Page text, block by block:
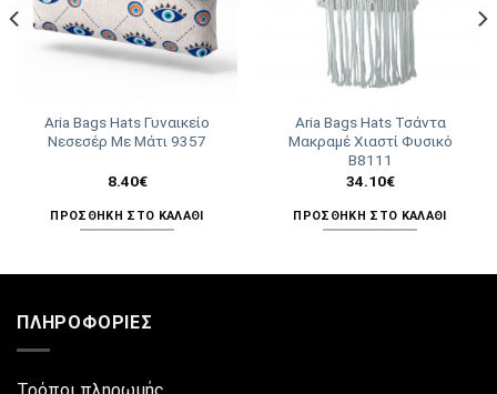
Aria Bags Hats Γυναικείο
Νεσεσέρ Με Μάτι 9357
8.40€
ΠΡΟΣΘΉΚΗ ΣΤΟ ΚΑΛΆΘΙ
Aria Bags Hats Τσάντα
Μακραμέ Χιαστί Φυσικό
Β8111
34.10€
ΠΡΟΣΘΉΚΗ ΣΤΟ ΚΑΛΆΘΙ
ΠΛΗΡΟΦΟΡΊΕΣ